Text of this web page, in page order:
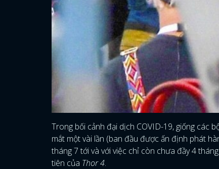
Trong bối cảnh đại dịch COVID-19, giống các
mắt một vài lần (ban đầu được ấn định phát
tháng 7 tới và với việc chỉ còn chưa đầy 4
tiên của Thor 4.